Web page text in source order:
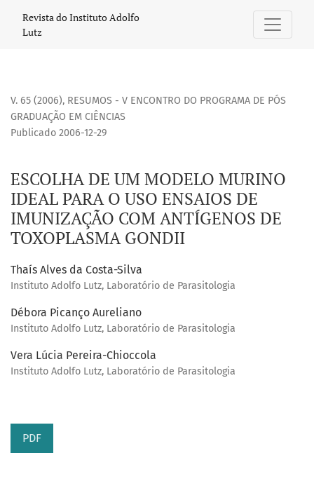
ESCOLHA DE UM MODELO MURINO IDEAL PARA O USO
Revista do Instituto Adolfo
Lutz
V. 65 (2006), RESUMOS - V ENCONTRO DO PROGRAMA DE PÓS
GRADUAÇÃO EM CIÊNCIAS
ESCOLHA DE UM MODELO MURINO
IDEAL PARA O USO ENSAIOS DE
IMUNIZAÇÃO COM ANTÍGENOS DE
TOXOPLASMA GONDII
Publicado 2006-12-29
Thaís Alves da Costa-Silva
Instituto Adolfo Lutz, Laboratório de Parasitologia
Débora Picanço Aureliano
Instituto Adolfo Lutz, Laboratório de Parasitologia
Vera Lúcia Pereira-Chioccola
Instituto Adolfo Lutz, Laboratório de Parasitologia
PDF